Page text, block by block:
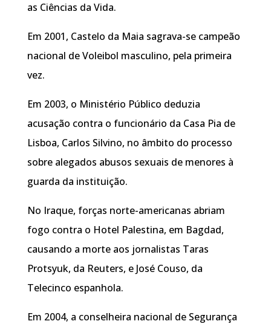
as Ciências da Vida.
Em 2001, Castelo da Maia sagrava-se campeão
nacional de Voleibol masculino, pela primeira
vez.
Em 2003, o Ministério Público deduzia
acusação contra o funcionário da Casa Pia de
Lisboa, Carlos Silvino, no âmbito do processo
sobre alegados abusos sexuais de menores à
guarda da instituição.
No Iraque, forças norte-americanas abriam
fogo contra o Hotel Palestina, em Bagdad,
causando a morte aos jornalistas Taras
Protsyuk, da Reuters, e José Couso, da
Telecinco espanhola.
Em 2004, a conselheira nacional de Segurança